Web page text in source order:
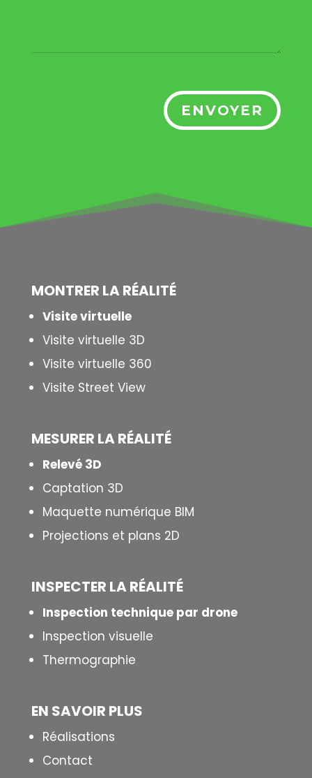
ENVOYER
MONTRER LARÉALITÉ
Visite virtuelle
Visite virtuelle 3D
Visite virtuelle 360
Visite Street View
MESURER LARÉALITÉ
Relevé 3D
Captation 3D
Maquette numérique BIM
Projections et plans 2D
INSPECTER LA RÉALITÉ
Inspection technique par drone
Inspection visuelle
Thermographie
EN SAVOIR PLUS
Réalisations
Contact